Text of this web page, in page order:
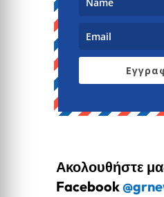
Ακολουθήστε
Facebook